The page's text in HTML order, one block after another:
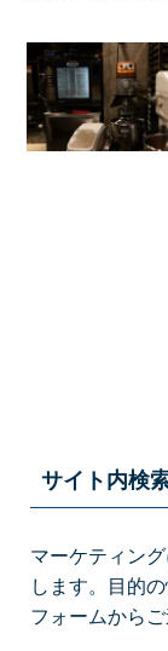
サイト内検
マーケティン
します。目的
フォームからご